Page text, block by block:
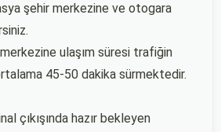
şehir merkezine ve otogara
ulaşım süresi trafiğin
45-50 dakika sürmektedir.
çıkışında hazır bekleyen